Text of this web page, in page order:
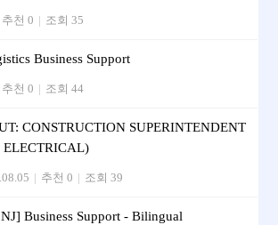
추천 0 | 조회 35
Business Support
추천 0 | 조회 44
CONSTRUCTION SUPERINTENDENT
| 추천 0 | 조회 39
Business Support - Bilingual